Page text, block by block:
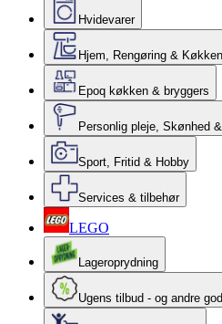
Hvidevarer
Hjem, Rengøring &
Epoq køkken & bryggers
Personlig pleje, Skønhed
Sport, Fritid & Hobby
Services & tilbehør
LEGO
Lageroprydning
Ugens tilbud - og andre